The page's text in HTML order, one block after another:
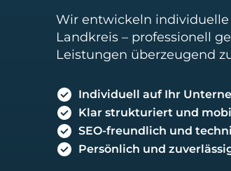
Wir entwickeln
Landkreis – professionell
Leistungen überzeugend
Individuell auf Ihr
Klar strukturiert und
SEO-freundlich und
Persönlich und